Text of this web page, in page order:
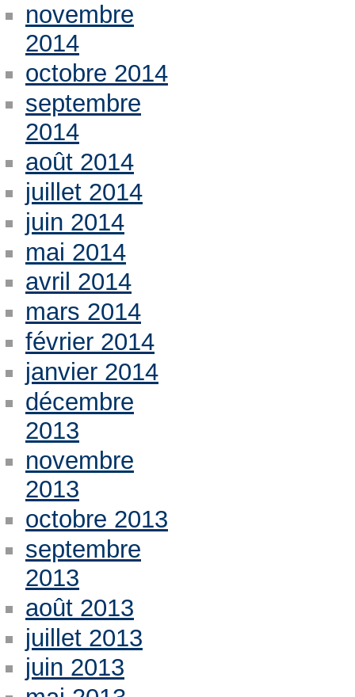
novembre
2014
octobre 2014
septembre
2014
août 2014
juillet 2014
juin 2014
mai 2014
avril 2014
mars 2014
février 2014
janvier 2014
décembre
2013
novembre
2013
octobre 2013
septembre
2013
août 2013
juillet 2013
juin 2013